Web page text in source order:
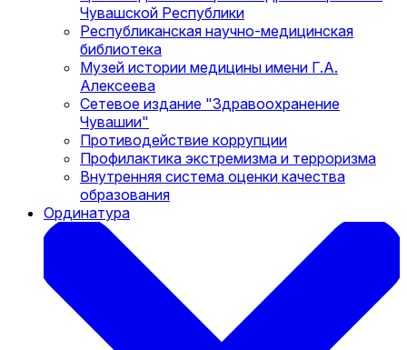
Чувашской Республики
Республиканская научно-медицинская
библиотека
Музей истории медицины имени Г.А.
Алексеева
Сетевое издание "Здравоохранение
Чувашии"
Противодействие коррупции
Профилактика экстремизма и терроризма
Внутренняя система оценки качества
образования
Ординатура